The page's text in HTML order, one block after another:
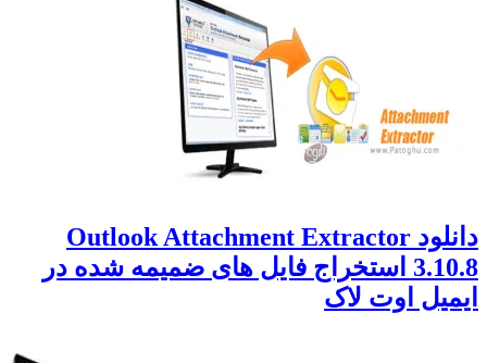
دانلود Outlook Attachment Extractor
3.10.8 استخراج فایل های ضمیمه شده در
ایمیل اوت لاک